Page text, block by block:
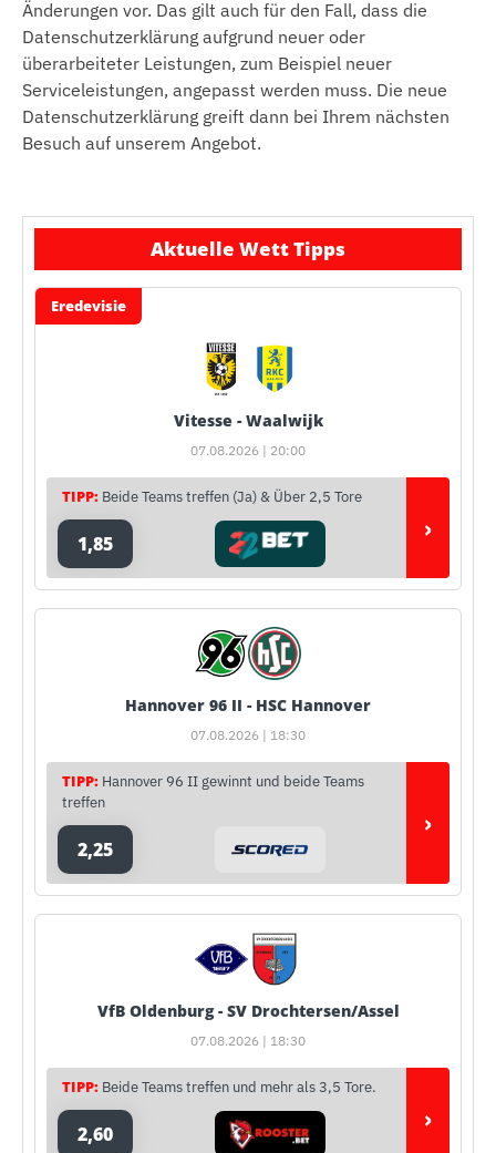
Änderungen vor. Das gilt auch für den Fall, dass die
Datenschutzerklärung aufgrund neuer oder
überarbeiteter Leistungen, zum Beispiel neuer
Serviceleistungen, angepasst werden muss. Die neue
Datenschutzerklärung greift dann bei Ihrem nächsten
Besuch auf unserem Angebot.
Aktuelle Wett Tipps
Eredevisie
Vitesse - Waalwijk
07.08.2026 | 20:00
TIPP: Beide Teams treffen (Ja) & Über 2,5 Tore
1,85 ›
Hannover 96 II - HSC Hannover
07.08.2026 | 18:30
TIPP: Hannover 96 II gewinnt und beide Teams
treffen
2,25
›
VfB Oldenburg - SV Drochtersen/Assel
07.08.2026 | 18:30
TIPP: Beide Teams treffen und mehr als 3,5 Tore.
2,60 ›